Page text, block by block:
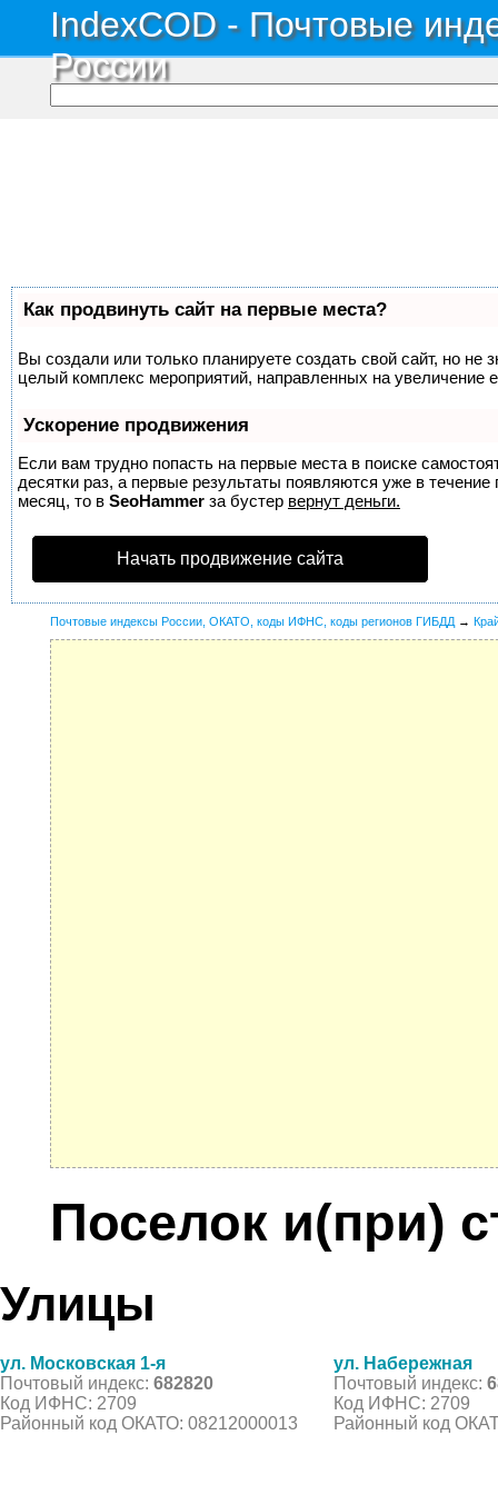
IndexCOD - Почтовые
России
Как продвинуть сайт на первые места?
Вы создали или только планируете создать свой сайт, но не
целый комплекс мероприятий, направленных на увеличение
Ускорение продвижения
Если вам трудно попасть на первые места в поиске
десятки раз, а первые результаты появляются уже в
месяц, то в SeoHammer за бустер вернут деньги.
Начать продвижение сайта
Почтовые индексы России, ОКАТО, коды ИФНС, коды регионов ГИБДД →
Поселок и(при)
Улицы
ул. Московская 1-я
Почтовый индекс: 682820
Код ИФНС: 2709
Районный код ОКАТО: 08212000013
ул. Набережная
Почтовый индекс:
Код ИФНС: 2709
Районный код